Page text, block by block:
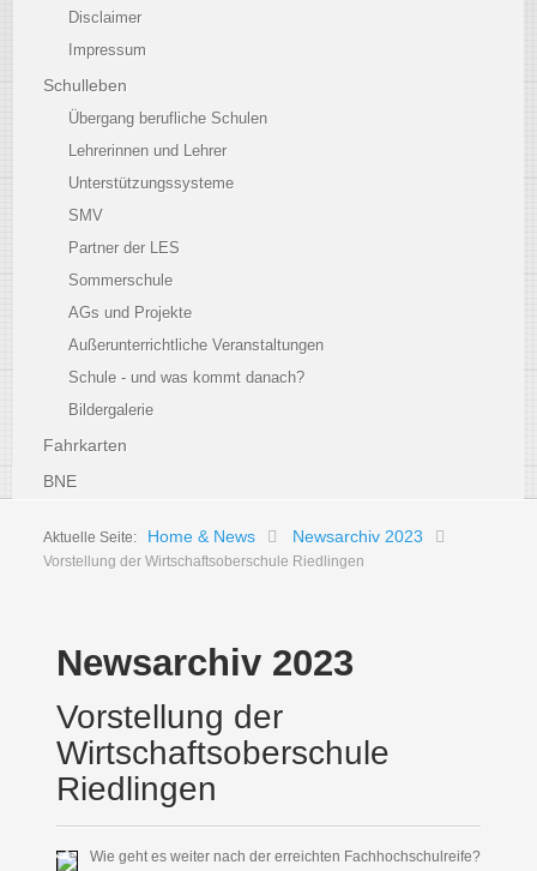
Disclaimer
Impressum
Schulleben
Übergang berufliche Schulen
Lehrerinnen und Lehrer
Unterstützungssysteme
SMV
Partner der LES
Sommerschule
AGs und Projekte
Außerunterrichtliche Veranstaltungen
Schule - und was kommt danach?
Bildergalerie
Fahrkarten
BNE
Aktuelle Seite: Home & News Newsarchiv 2023
Vorstellung der Wirtschaftsoberschule Riedlingen
Newsarchiv 2023
Vorstellung der
Wirtschaftsoberschule
Riedlingen
Wie geht es weiter nach der erreichten Fachhochschulreife?